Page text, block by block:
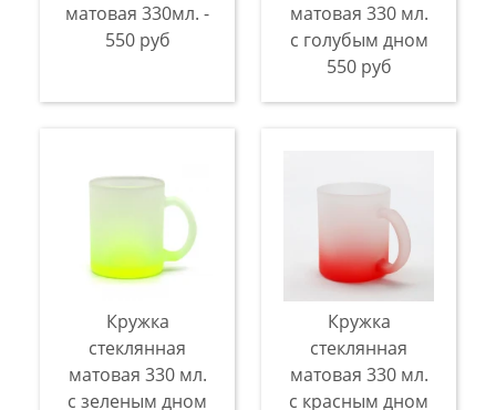
матовая 330мл. -
550 руб
матовая 330 мл.
с голубым дном
550 руб
Кружка
стеклянная
матовая 330 мл.
с зеленым дном
Кружка
стеклянная
матовая 330 мл.
с красным дном